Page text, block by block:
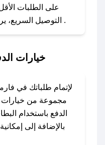
لا تقلق! يمكنك
الرسائل الخاصة
وسنقوم بحل
على الطلبات
التوصيل السريع، يرجى تقديم طلبك قبل الساعة .
خيارات
لإتمام طلباتك في
مجموعة من خيارات
الدفع باستخدام